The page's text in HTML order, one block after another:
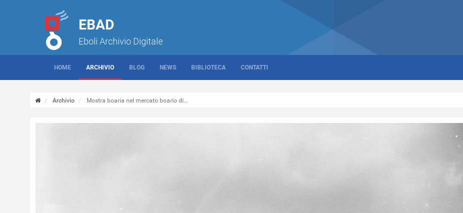
EBAD
Eboli Archivio Digitale
HOME ARCHIVIO BLOG NEWS BIBLIOTECA CONTATTI
Archivio Mostra boaria nel mercato boario di...